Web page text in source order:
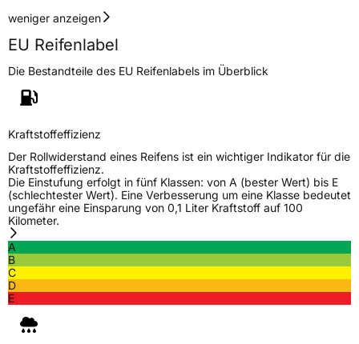
Rollgeräusch (dB)70
FahrzeugklasseC1
EPREL ID
411356
Allgemeine Produktsicherheit (GPSR)
HerstellerkontaktMANUFACTURE FRANCAISE DES
weniger anzeigen
EU Reifenlabel
Die Bestandteile des EU Reifenlabels im Überblick
Kraftstoffeffizienz
Der Rollwiderstand eines Reifens ist ein wichtiger Indikator für die
Kraftstoffeffizienz.
Die Einstufung erfolgt in fünf Klassen: von A (bester Wert) bis E
(schlechtester Wert). Eine Verbesserung um eine Klasse bedeutet
ungefähr eine Einsparung von 0,1 Liter Kraftstoff auf 100
Kilometer.
A
B
C
D
E